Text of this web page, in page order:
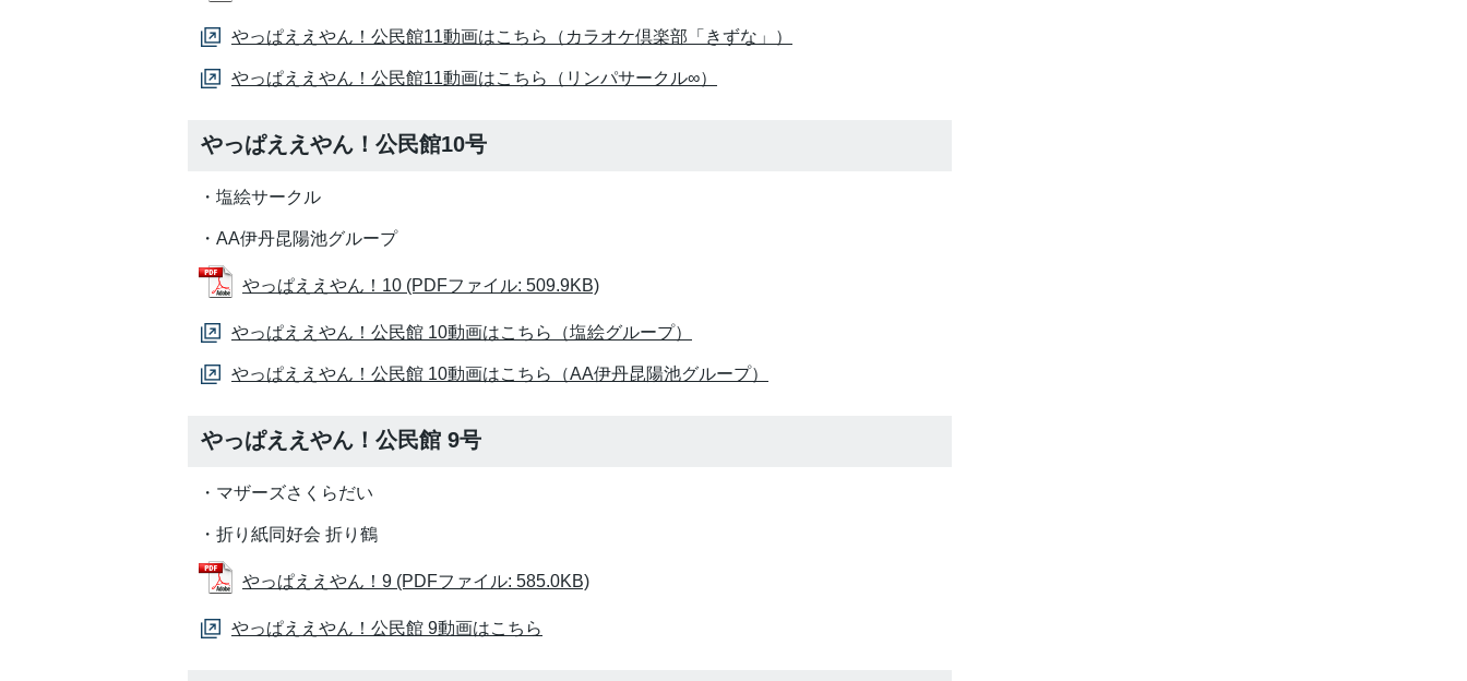
やっぱええやん！公民館11動画はこちら（カラオケ倶楽部「きずな」）
やっぱええやん！公民館11動画はこちら（リンパサークル∞）
やっぱええやん！公民館10号
・塩絵サークル
・AA伊丹昆陽池グループ
やっぱええやん！10 (PDFファイル: 509.9KB)
やっぱええやん！公民館 10動画はこちら（塩絵グループ）
やっぱええやん！公民館 10動画はこちら（AA伊丹昆陽池グループ）
やっぱええやん！公民館 9号
・マザーズさくらだい
・折り紙同好会 折り鶴
やっぱええやん！9 (PDFファイル: 585.0KB)
やっぱええやん！公民館 9動画はこちら